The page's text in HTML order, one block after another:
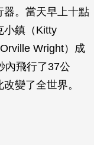
器。當天早上十點
小鎮（Kitty
Wright）成
內飛行了37公
變了全世界。